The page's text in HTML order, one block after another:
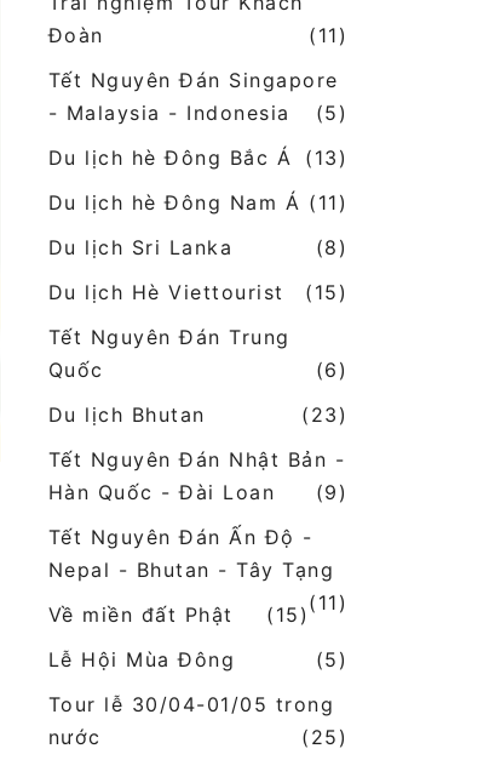
Đoàn
(11)
Tết Nguyên Đán Singapore
- Malaysia - Indonesia
(5)
Du lịch hè Đông Bắc Á
(13)
Du lịch hè Đông Nam Á (11)
Du lịch Sri Lanka
(8)
Du lịch Hè Viettourist
(15)
Tết Nguyên Đán Trung
Quốc
(6)
Du lịch Bhutan
(23)
Tết Nguyên Đán Nhật Bản -
Hàn Quốc - Đài Loan
(9)
Tết Nguyên Đán Ấn Độ -
Nepal - Bhutan - Tây Tạng
(11)
Về miền đất Phật
(15)
Lễ Hội Mùa Đông
(5)
Tour lễ 30/04-01/05 trong
nước
(25)